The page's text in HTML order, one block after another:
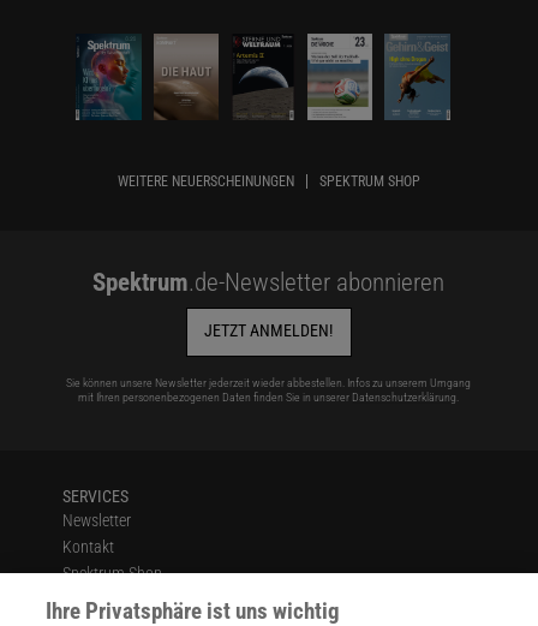
WEITERE NEUERSCHEINUNGEN SPEKTRUM SHOP
Spektrum.de-Newsletter abonnieren
JETZT ANMELDEN!
Sie können unsere Newsletter jederzeit wieder abbestellen. Infos zu unserem Umgang
mit Ihren personenbezogenen Daten finden Sie in unserer Datenschutzerklärung
SERVICES
Newsletter
Kontakt
Spektrum Shop
Im Handel kaufen
Ihre Privatsphäre ist uns wichtig